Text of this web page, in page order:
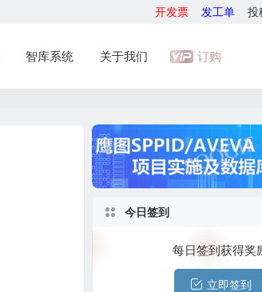
开发票 发工单 投
智库系统 关于我们 订购
今日签到
每日签到获得奖
立即签到